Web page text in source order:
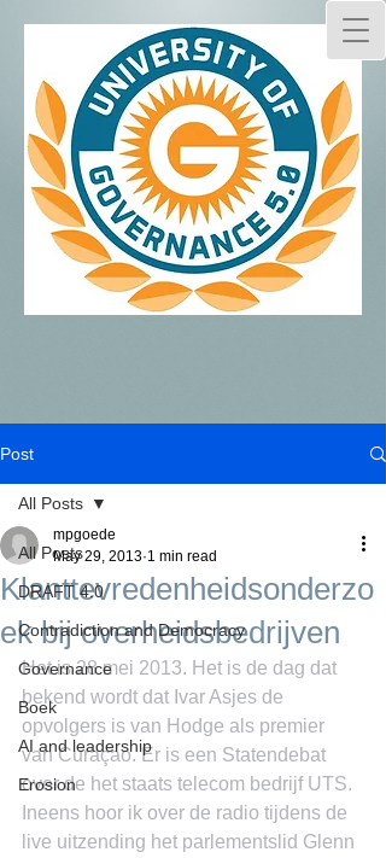
Post
All Posts
DRAFT 4.0
Contradiction and Democracy
Governance
Boek
AI and leadership
Erosion
All Posts
Klanttevredenheidsonderzo
ek bij overheidsbedrijven
mpgoede
May 29, 2013 1 min read
Het is 28 mei 2013. Het is de dag dat
bekend wordt dat Ivar Asjes de
opvolgers is van Hodge als premier
van Curaçao. Er is een Statendebat
over de het staats telecom bedrijf UTS.
Ineens hoor ik over de radio tijdens de
live uitzending het parlementslid Glenn